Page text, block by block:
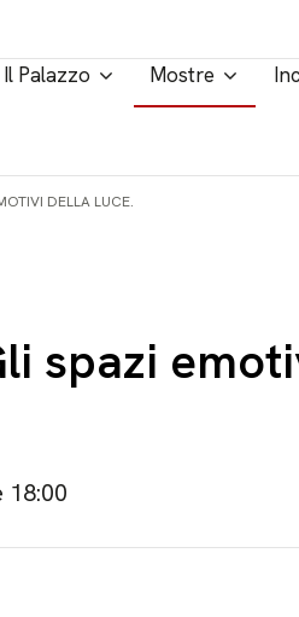
Il Palazzo Mostre
DELLA LUCE.
spazi